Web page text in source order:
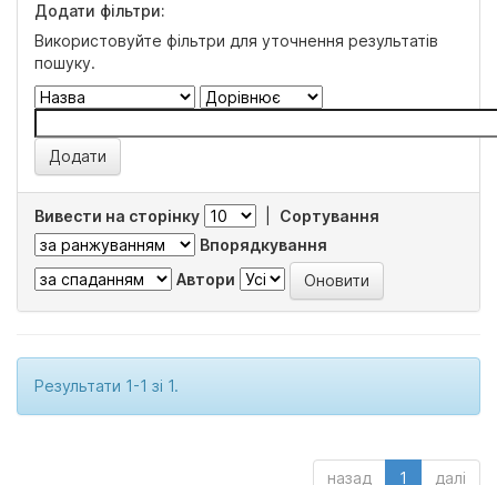
Додати фільтри:
Використовуйте фільтри для уточнення результатів
пошуку.
Вивести на сторінку
Сортування
Впорядкування
Автори
Результати 1-1 зі 1.
назад 1 далі